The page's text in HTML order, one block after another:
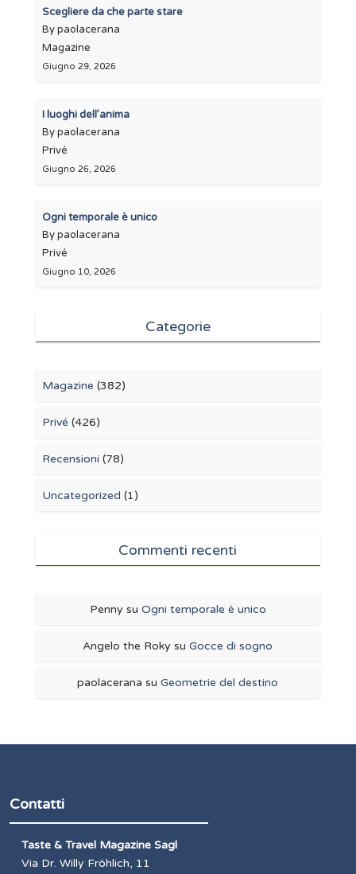
Scegliere da che parte stare
By paolacerana
Magazine
Giugno 29, 2026
I luoghi dell’anima
By paolacerana
Privé
Giugno 26, 2026
Ogni temporale è unico
By paolacerana
Privé
Giugno 10, 2026
Categorie
Magazine (382)
Privé (426)
Recensioni (78)
Uncategorized (1)
Commenti recenti
Penny su Ogni temporale è unico
Angelo the Roky suGocce di sogno
paolacerana suGeometrie del destino
Contatti
Taste & Travel Magazine Sagl
Via Dr. Willy Fröhlich, 11